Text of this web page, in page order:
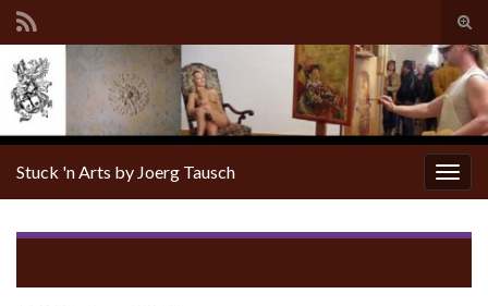
Stuck 'n Arts by Joerg Tausch